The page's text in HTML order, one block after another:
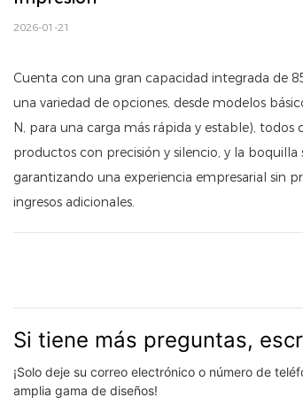
2026-01-21
Cuenta con una gran capacidad integrada de
una variedad de opciones, desde modelos
N, para una carga más rápida y estable),
productos con precisión y silencio, y la
garantizando una experiencia empresarial sin
ingresos adicionales.
Si tiene más preguntas,
¡Solo deje su correo electrónico o número de
amplia gama de diseños!